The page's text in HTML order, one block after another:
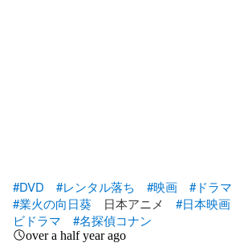
#DVD #レンタル落ち #映画 #ドラマ
#業火の向日葵 日本アニメ #日本映画
ビドラマ
#名探偵コナン
over a half year ago